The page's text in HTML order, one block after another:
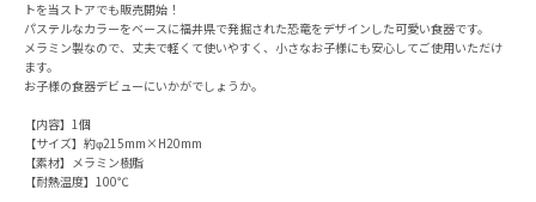
トを当ストアでも販売開始！
パステルなカラーをベースに福井県で発掘された恐竜をデザインした可愛い食器です。
メラミン製なので、丈夫で軽くて使いやすく、小さなお子様にも安心してご使用いただけ
ます。
お子様の食器デビューにいかがでしょうか。
【内容】1個
【サイズ】約φ215mm×H20mm
【素材】メラミン樹脂
【耐熱温度】100℃